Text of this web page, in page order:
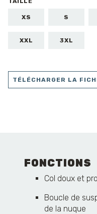
XS S
XXL 3XL
TÉLÉCHARGER LA
FONCTIONS
Col doux et
Boucle de
de la nuque